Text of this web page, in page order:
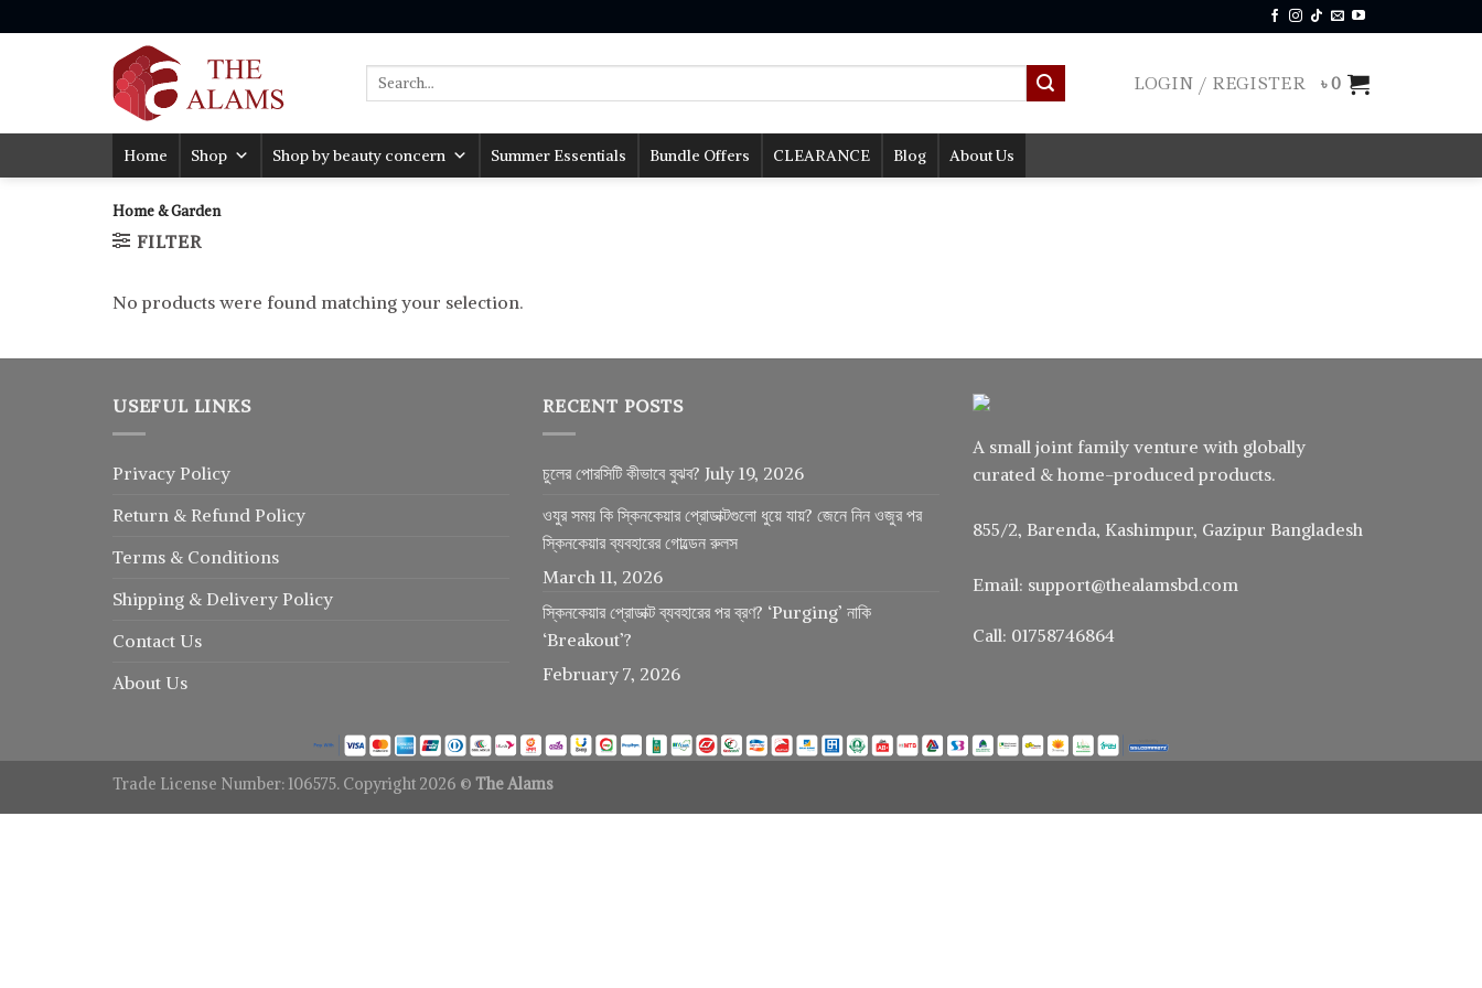
to
Search
LOGIN / REGISTER ৳0
Home Shop Shop by beauty concern Summer Essentials Bundle Offers CLEARANCE Blog About Us
Home & Garden
FILTER
No products were found matching your selection.
USEFUL LINKS
Privacy Policy
Return & Refund Policy
Terms & Conditions
Shipping & Delivery Policy
Contact Us
About Us
RECENT POSTS
চুলের পোরসিটি কীভাবে বুঝব? July 19, 2026
ওযুর সময় কি স্কিনকেয়ার প্রোডাক্টগুলো ধুয়ে যায়? জেনে নিন ওজুর পর
স্কিনকেয়ার ব্যবহারের গোল্ডেন রুলস
March 11, 2026
স্কিনকেয়ার প্রোডাক্ট ব্যবহারের পর ব্রণ? ‘Purging’ নাকি
‘Breakout’?
February 7, 2026
A small joint family venture with globally
curated & home-produced products.
855/2, Barenda, Kashimpur, Gazipur Bangladesh
Email: support@thealamsbd.com
Call: 01758746864
Trade License Number: 106575. Copyright 2026 © The Alams